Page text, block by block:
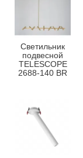
Светильник
подвесной
TELESCOPE
2688-140 BR